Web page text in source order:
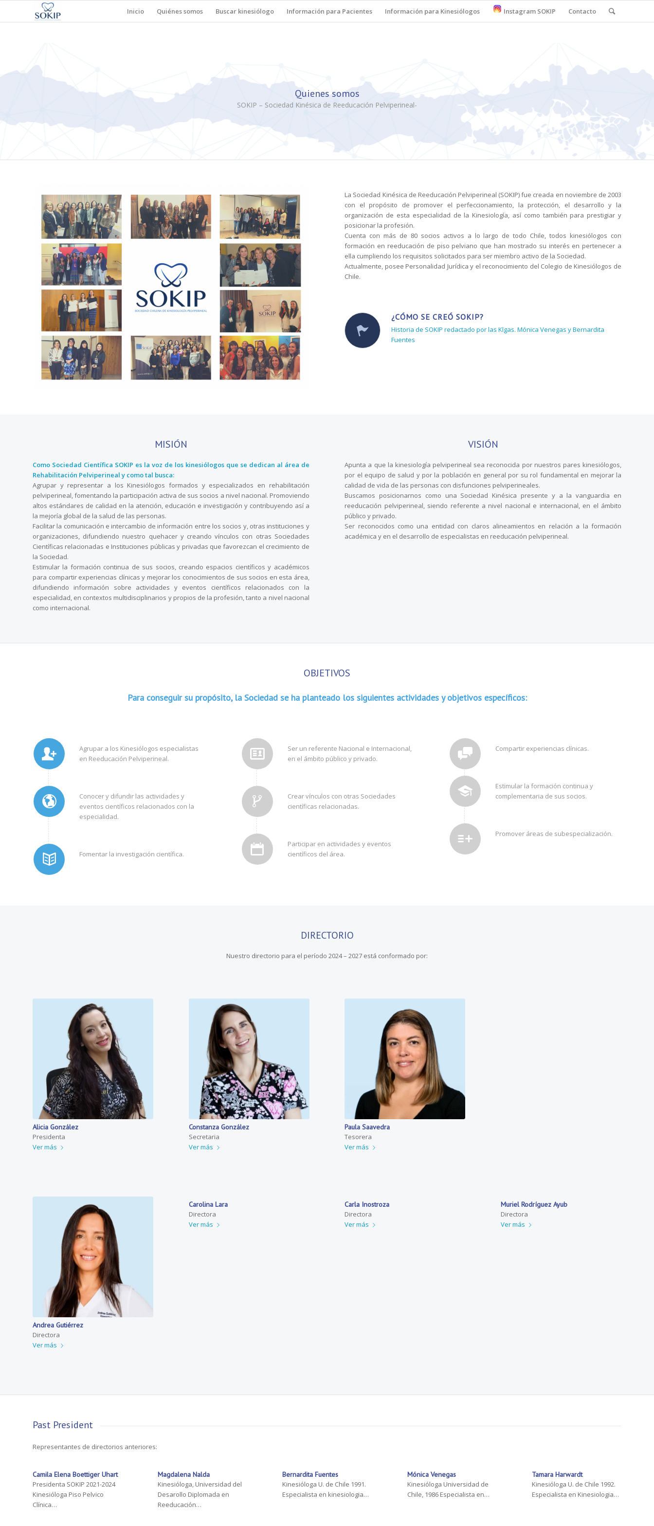
Inicio Quiénes somos Buscar kinesiólogo Información para Pacientes Información para Kinesiólogos Instagram SOKIP Contacto
Quienes somos
SOKIP – Sociedad Kinésica de Reeducación Pelviperineal-
La Sociedad Kinésica de Reeducación Pelviperineal (SOKIP) fue creada en noviembre de 2003
con el propósito de promover el perfeccionamiento, la protección, el desarrollo y la
organización de esta especialidad de la Kinesiología, así como también para prestigiar y
posicionar la profesión.
Cuenta con más de 80 socios activos a lo largo de todo Chile, todos kinesiólogos con
formación en reeducación de piso pelviano que han mostrado su interés en pertenecer a
ella cumpliendo los requisitos solicitados para ser miembro activo de la Sociedad.
Actualmente, posee Personalidad Jurídica y el reconocimiento del Colegio de Kinesiólogos de
Chile.
¿CÓMO SE CREÓ SOKIP?
Historia de SOKIP redactado por las Klgas. Mónica Venegas y Bernardita
Fuentes
MISIÓN
Como Sociedad Científica SOKIP es la voz de los kinesiólogos que se dedican al área de
Rehabilitación Pelviperineal y como tal busca:
Agrupar y representar a los Kinesiólogos formados y especializados en rehabilitación
pelviperineal, fomentando la participación activa de sus socios a nivel nacional. Promoviendo
altos estándares de calidad en la atención, educación e investigación y contribuyendo así a
la mejoría global de la salud de las personas.
Facilitar la comunicación e intercambio de información entre los socios y, otras instituciones y
organizaciones, difundiendo nuestro quehacer y creando vínculos con otras Sociedades
Científicas relacionadas e Instituciones públicas y privadas que favorezcan el crecimiento de
la Sociedad.
Estimular la formación continua de sus socios, creando espacios científicos y académicos
para compartir experiencias clínicas y mejorar los conocimientos de sus socios en esta área,
difundiendo información sobre actividades y eventos científicos relacionados con la
especialidad, en contextos multidisciplinarios y propios de la profesión, tanto a nivel nacional
como internacional.
VISIÓN
Apunta a que la kinesiología pelviperineal sea reconocida por nuestros pares kinesiólogos,
por el equipo de salud y por la población en general por su rol fundamental en mejorar la
calidad de vida de las personas con disfunciones pelviperineales.
Buscamos posicionarnos como una Sociedad Kinésica presente y a la vanguardia en
reeducación pelviperineal, siendo referente a nivel nacional e internacional, en el ámbito
público y privado.
Ser reconocidos como una entidad con claros alineamientos en relación a la formación
académica y en el desarrollo de especialistas en reeducación pelviperineal.
OBJETIVOS
Para conseguir su propósito, la Sociedad se ha planteado los siguientes actividades y objetivos específicos:
Agrupar a los Kinesiólogos especialistas
en Reeducación Pelviperineal.
Conocer y difundir las actividades y
eventos científicos relacionados con la
especialidad.
Fomentar la investigación científica.
Ser un referente Nacional e Internacional,
en el ámbito público y privado.
Crear vínculos con otras Sociedades
científicas relacionadas.
Participar en actividades y eventos
científicos del área.
Compartir experiencias clínicas.
Estimular la formación continua y
complementaria de sus socios.
Promover áreas de subespecialización.
DIRECTORIO
Nuestro directorio para el período 2024 – 2027 está conformado por:
Alicia González
Presidenta
Ver más
Constanza González
Secretaria
Ver más
Paula Saavedra
Tesorera
Ver más
Andrea Gutiérrez
Directora
Ver más
Carolina Lara
Directora
Ver más
Carla Inostroza
Directora
Ver más
Muriel Rodríguez Ayub
Directora
Ver más
Past President
Representantes de directorios anteriores:
Camila Elena Boettiger Uhart
Presidenta SOKIP 2021-2024
Kinesióloga Piso Pelvico
Clínica…
Magdalena Nalda
Kinesióloga, Universidad del
Desarollo Diplomada en
Reeducación…
Bernardita Fuentes
Kinesióloga U. de Chile 1991.
Especialista en kinesiologia…
Mónica Venegas
Kinesióloga Universidad de
Chile, 1986 Especialista en…
Tamara Harwardt
Kinesióloga U. de Chile 1992.
Especialista en Kinesiologia…